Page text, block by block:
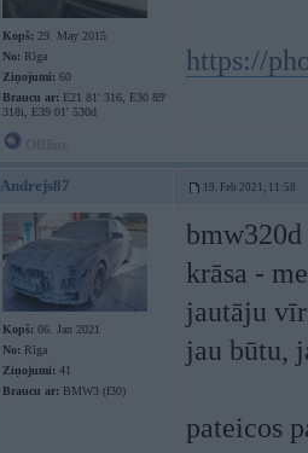
Kopš: 29. May 2015
No: Rīga
Ziņojumi: 60
Braucu ar: E21 81' 316, E30 89'
318i, E39 01' 530d
https://
Andrejs87 19. Feb 2021, 11:58
Kopš: 06. Jan 2021
No: Rīga
Ziņojumi: 41
Braucu ar: BMW3 (f30)
bmw320d
krāsa -
jautāju
jau būtu,
pateicos